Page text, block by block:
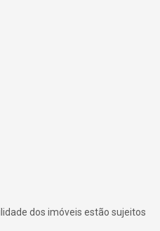
dos imóveis estão sujeitos